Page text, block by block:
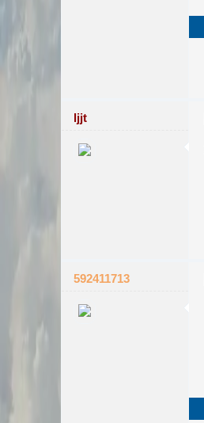
ljjt
592411713